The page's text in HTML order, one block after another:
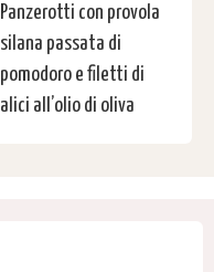
Panzerotti con provola
silana passata di
pomodoro e filetti di
alici all’olio di oliva